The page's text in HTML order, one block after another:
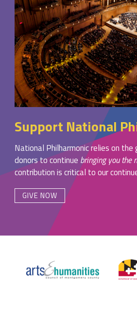
Support National
National Philharmonic relies on
donors to continue bringing you the
contribution is critical to our
GIVE NOW